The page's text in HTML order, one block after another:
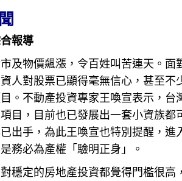
報導
及物價飆漲，令百姓叫苦連天。
人對股票已顯得毫無信心，甚至
。不動產投資專家王喚宣表示，台
目，目前也已發展出一套小資族
出手，為此王喚宣也特別提醒，進
務必為產權「驗明正身」。
穩定的房地產投資都覺得門檻很高